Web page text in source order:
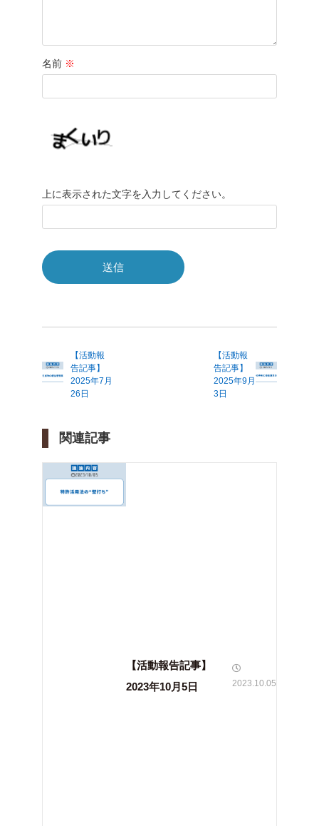
名前 ※
上に表示された文字を入力してください。
【活動報
告記事】
2025年7月
26日
【活動報
告記事】
2025年9月
3日
関連記事
【活動報告記事】
2023年10月5日
2023.10.05